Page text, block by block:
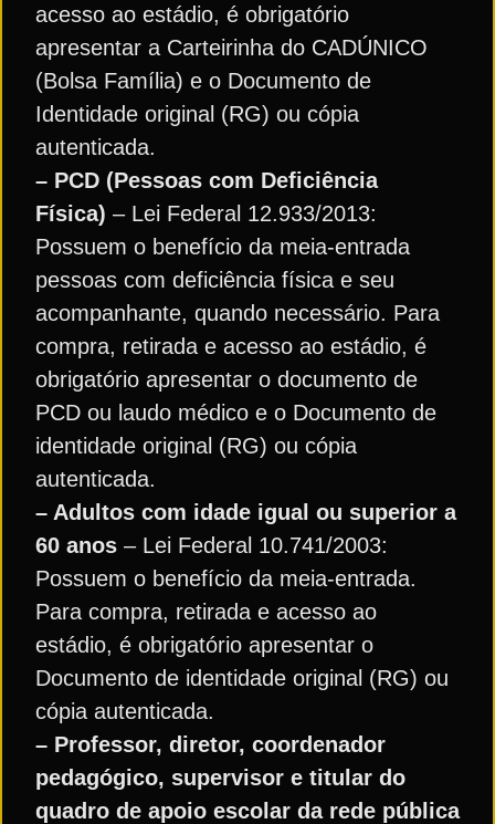
acesso ao estádio, é obrigatório
apresentar a Carteirinha do CADÚNICO
(Bolsa Família) e o Documento de
Identidade original (RG) ou cópia
autenticada.
– PCD (Pessoas com Deficiência
Física) – Lei Federal 12.933/2013:
Possuem o benefício da meia-entrada
pessoas com deficiência física e seu
acompanhante, quando necessário. Para
compra, retirada e acesso ao estádio, é
obrigatório apresentar o documento de
PCD ou laudo médico e o Documento de
identidade original (RG) ou cópia
autenticada.
– Adultos com idade igual ou superior a
60 anos – Lei Federal 10.741/2003:
Possuem o benefício da meia-entrada.
Para compra, retirada e acesso ao
estádio, é obrigatório apresentar o
Documento de identidade original (RG) ou
cópia autenticada.
– Professor, diretor, coordenador
pedagógico, supervisor e titular do
quadro de apoio escolar da rede pública